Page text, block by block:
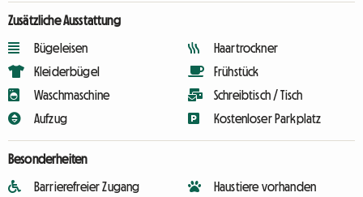
Zusätzliche Ausstattung
Bügeleisen
Kleiderbügel
Waschmaschine
Aufzug
Haartrockner
Frühstück
Schreibtisch / Tisch
Kostenloser Parkplatz
Besonderheiten
Barrierefreier Zugang Haustiere vorhanden